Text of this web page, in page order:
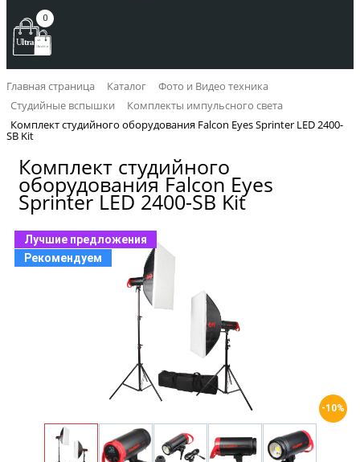
0
Главная страница Каталог
Фото и Видео техника
Студийные вспышки
Комплекты импульсного света
Комплект студийного оборудования Falcon Eyes Sprinter LED 2400-
SB Kit
Комплект студийного
оборудования Falcon Eyes
Sprinter LED 2400-SB Kit
Лучшие предложения
Рекомендуем
-10%